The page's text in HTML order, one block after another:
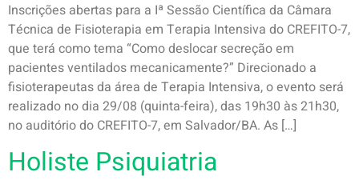
Inscrições abertas para a Iª Sessão Científica da Câmara
Técnica de Fisioterapia em Terapia Intensiva do CREFITO-7,
que terá como tema “Como deslocar secreção em
pacientes ventilados mecanicamente?” Direcionado a
fisioterapeutas da área de Terapia Intensiva, o evento será
realizado no dia 29/08 (quinta-feira), das 19h30 às 21h30,
no auditório do CREFITO-7, em Salvador/BA. As […]
Holiste Psiquiatria